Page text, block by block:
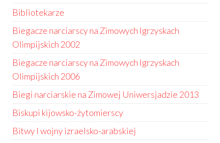
Bibliotekarze
Biegacze narciarscy na Zimowych Igrzyskach
Olimpijskich 2002
Biegacze narciarscy na Zimowych Igrzyskach
Olimpijskich 2006
Biegi narciarskie na Zimowej Uniwersjadzie 2013
Biskupi kijowsko-żytomierscy
Bitwy I wojny izraelsko-arabskiej